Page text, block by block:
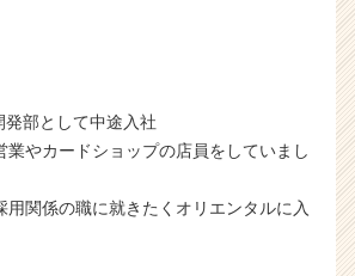
部として中途入社
業やカードショップの店員をしていまし
用関係の職に就きたくオリエンタルに入